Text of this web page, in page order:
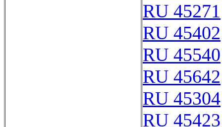
RU 45271
RU 45402
RU 45540
RU 45642
RU 45304
RU 45423